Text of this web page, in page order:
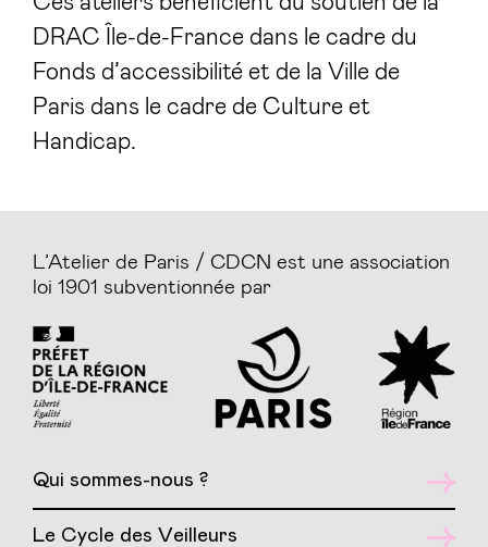
DRAC Île-de-France dans le cadre du
Fonds d’accessibilité et de la Ville de
Paris dans le cadre de Culture et
Handicap.
L’Atelier de Paris / CDCN est une association
loi 1901 subventionnée par
Qui sommes-nous ?
Le Cycle des Veilleurs